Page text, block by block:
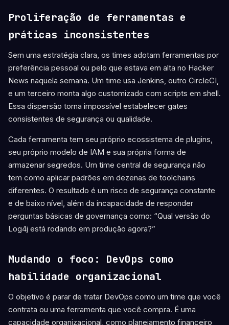
Proliferação de ferramentas e
práticas inconsistentes
Sem uma estratégia clara, os times adotam ferramentas por
preferência pessoal ou pelo que estava em alta no Hacker
News naquela semana. Um time usa Jenkins, outro CircleCI,
e um terceiro monta algo customizado com scripts em shell.
Essa dispersão torna impossível estabelecer gates
consistentes de segurança ou qualidade.
Cada ferramenta tem seu próprio ecossistema de plugins,
seu próprio modelo de IAM e sua própria forma de
armazenar segredos. Um time central de segurança não
tem como aplicar padrões em dezenas de toolchains
diferentes. O resultado é um risco de segurança constante
e de baixo nível, além da incapacidade de responder
perguntas básicas de governança como: “Qual versão do
Log4j está rodando em produção agora?”
Mudando o foco: DevOps como
habilidade organizacional
O objetivo é parar de tratar DevOps como um time que você
contrata ou uma ferramenta que você compra. É uma
capacidade organizacional, como planejamento financeiro